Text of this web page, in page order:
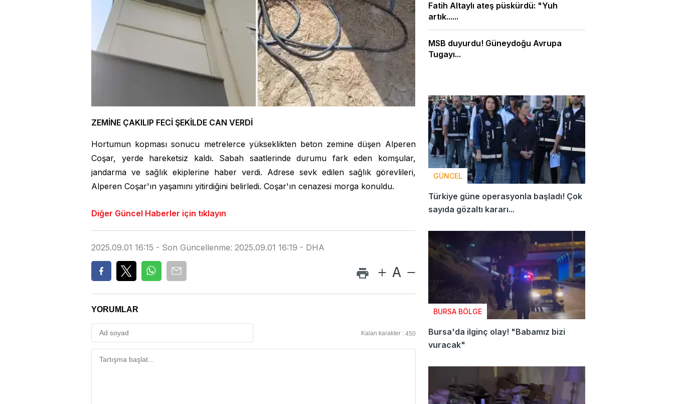
ZEMİNE ÇAKILIP FECİ ŞEKİLDE CAN VERDİ
Hortumun kopması sonucu metrelerce yükseklikten beton zemine düşen Alperen
Coşar, yerde hareketsiz kaldı. Sabah saatlerinde durumu fark eden komşular,
jandarma ve sağlık ekiplerine haber verdi. Adrese sevk edilen sağlık görevlileri,
Alperen Coşar'ın yaşamını yitirdiğini belirledi. Coşar'ın cenazesi morga konuldu.
Diğer Güncel Haberler için tıklayın
2025.09.01 16:15 - Son Güncellenme: 2025.09.01 16:19 - DHA
A
YORUMLAR
Kalan karakter : 450
Fatih Altaylı ateş püskürdü: "Yuh
artık......
MSB duyurdu! Güneydoğu Avrupa
Tugayı...
GÜNCEL
Türkiye güne operasyonla başladı! Çok
sayıda gözaltı kararı...
BURSA BÖLGE
Bursa'da ilginç olay! "Babamız bizi
vuracak"